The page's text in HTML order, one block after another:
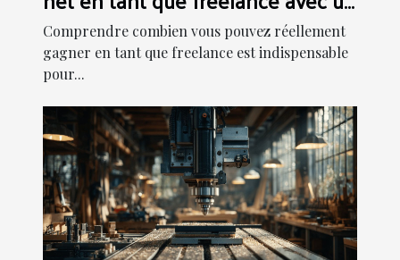
simulateur
Comprendre combien vous pouvez réellement
gagner en tant que freelance est indispensable
pour...